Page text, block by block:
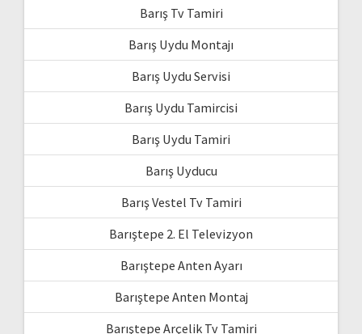
Barış Tv Tamiri
Barış Uydu Montajı
Barış Uydu Servisi
Barış Uydu Tamircisi
Barış Uydu Tamiri
Barış Uyducu
Barış Vestel Tv Tamiri
Barıştepe 2. El Televizyon
Barıştepe Anten Ayarı
Barıştepe Anten Montaj
Barıştepe Arçelik Tv Tamiri